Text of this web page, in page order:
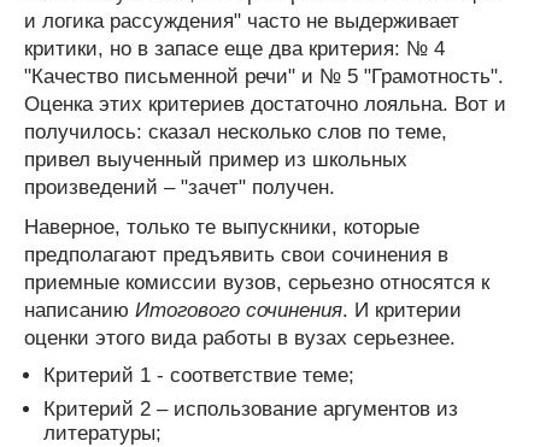
и логика рассуждения" часто не выдерживает
критики, но в запасе еще два критерия: № 4
"Качество письменной речи" и № 5 "Грамотность".
Оценка этих критериев достаточно лояльна. Вот и
получилось: сказал несколько слов по теме,
привел выученный пример из школьных
произведений – "зачет" получен.
Наверное, только те выпускники, которые
предполагают предъявить свои сочинения в
приемные комиссии вузов, серьезно относятся к
написанию Итогового сочинения. И критерии
оценки этого вида работы в вузах серьезнее.
Критерий 1 - соответствие теме;
Критерий 2 – использование аргументов из
литературы;